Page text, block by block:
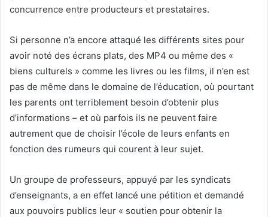
concurrence entre producteurs et prestataires.
Si personne n’a encore attaqué les différents sites pour
avoir noté des écrans plats, des MP4 ou même des «
biens culturels » comme les livres ou les films, il n’en est
pas de même dans le domaine de l’éducation, où pourtant
les parents ont terriblement besoin d’obtenir plus
d’informations – et où parfois ils ne peuvent faire
autrement que de choisir l’école de leurs enfants en
fonction des rumeurs qui courent à leur sujet.
Un groupe de professeurs, appuyé par les syndicats
d’enseignants, a en effet lancé une pétition et demandé
aux pouvoirs publics leur « soutien pour obtenir la